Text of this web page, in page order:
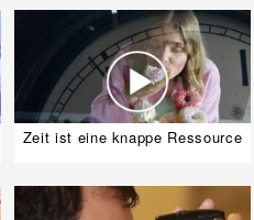
Zeit ist eine knappe Ressource